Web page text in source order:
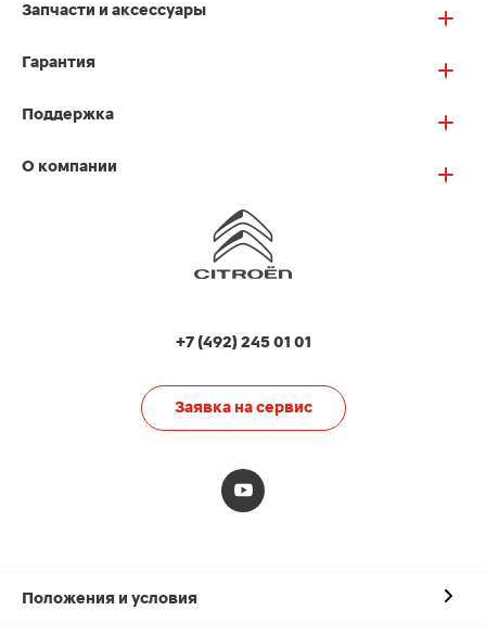
Запчасти и аксессуары
Гарантия
Поддержка
О компании
+7 (492) 245 01 01
Заявка на сервис
Положения и условия